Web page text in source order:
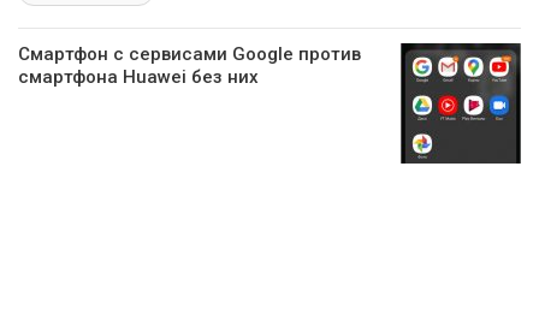
Смартфон с сервисами Google против
смартфона Huawei без них